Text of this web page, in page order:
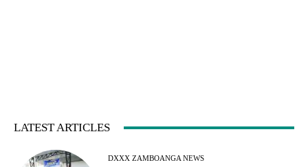
LATEST ARTICLES
DXXX ZAMBOANGA NEWS